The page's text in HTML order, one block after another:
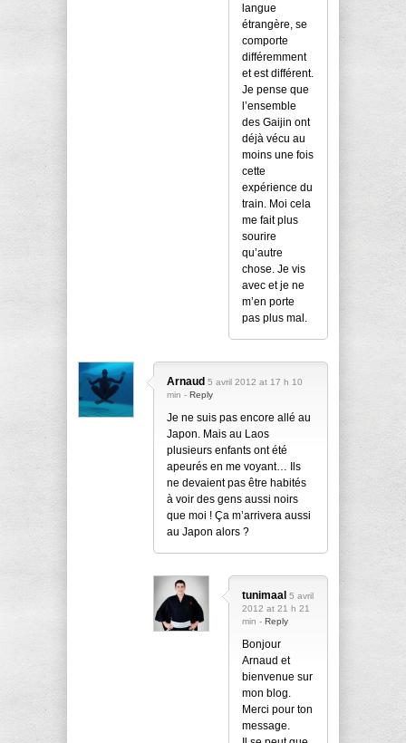
langue
étrangère, se
comporte
différemment
et est différent.
Je pense que
l’ensemble
des Gaijin ont
déjà vécu au
moins une fois
cette
expérience du
train. Moi cela
me fait plus
sourire
qu’autre
chose. Je vis
avec et je ne
m’en porte
pas plus mal.
Arnaud 5 avril 2012 at 17 h 10
min - Reply
Je ne suis pas encore allé au
Japon. Mais au Laos
plusieurs enfants ont été
apeurés en me voyant… Ils
ne devaient pas être habités
à voir des gens aussi noirs
que moi ! Ça m’arrivera aussi
au Japon alors ?
tunimaal 5 avril
2012 at 21 h 21
min - Reply
Bonjour
Arnaud et
bienvenue sur
mon blog.
Merci pour ton
message.